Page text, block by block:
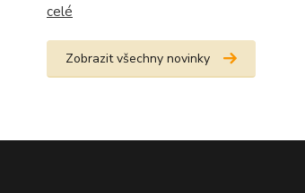
celé
Zobrazit všechny novinky